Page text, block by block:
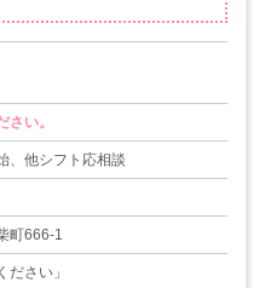
さい。
、他シフト応相談
町666-1
ださい」